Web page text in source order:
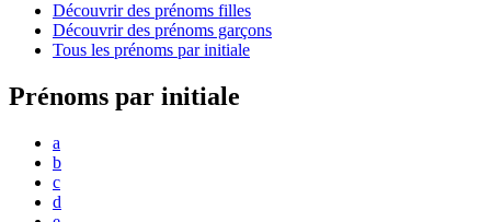
Découvrir des prénoms filles
Découvrir des prénoms garçons
Tous les prénoms par initiale
Prénoms par initiale
a
b
c
d